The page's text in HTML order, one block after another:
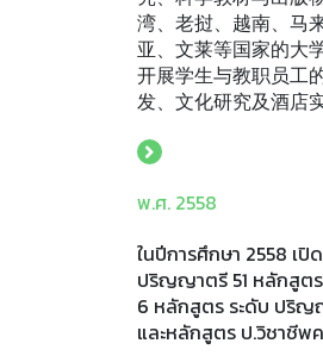
湾、老挝、越南、马
亚、文莱等国家的大
开展学生与教职员工
发、文化研究及酒店
พ.ศ. 2558
ในปีการศึกษา 2558 เปิ
ปริญญาตรี 51 หลักสูต
6 หลักสูตร ระดับ ปริญ
และหลักสูตร ป.วิชาชีพ